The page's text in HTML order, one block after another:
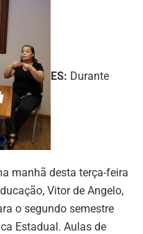
ES: Durante
manhã desta terça-feira
Vitor de Angelo,
o segundo semestre
Estadual. Aulas de